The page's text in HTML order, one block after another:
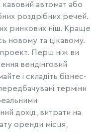
автомат або
роздрібних речей.
ринкових ніш. Краще
новому та цікавому.
проект. Перш ніж ви
вендінговий
і складіть бізнес-
терміни
дохід, витрати на
оренди місця,